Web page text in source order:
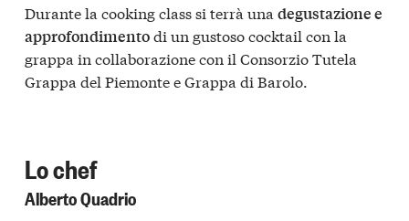
Durante la cooking class si terrà una degustazione e
approfondimentodi un gustoso cocktail con la
grappa in collaborazione con il Consorzio Tutela
Grappa del Piemonte e Grappa di Barolo.
Lo chef
Alberto Quadrio